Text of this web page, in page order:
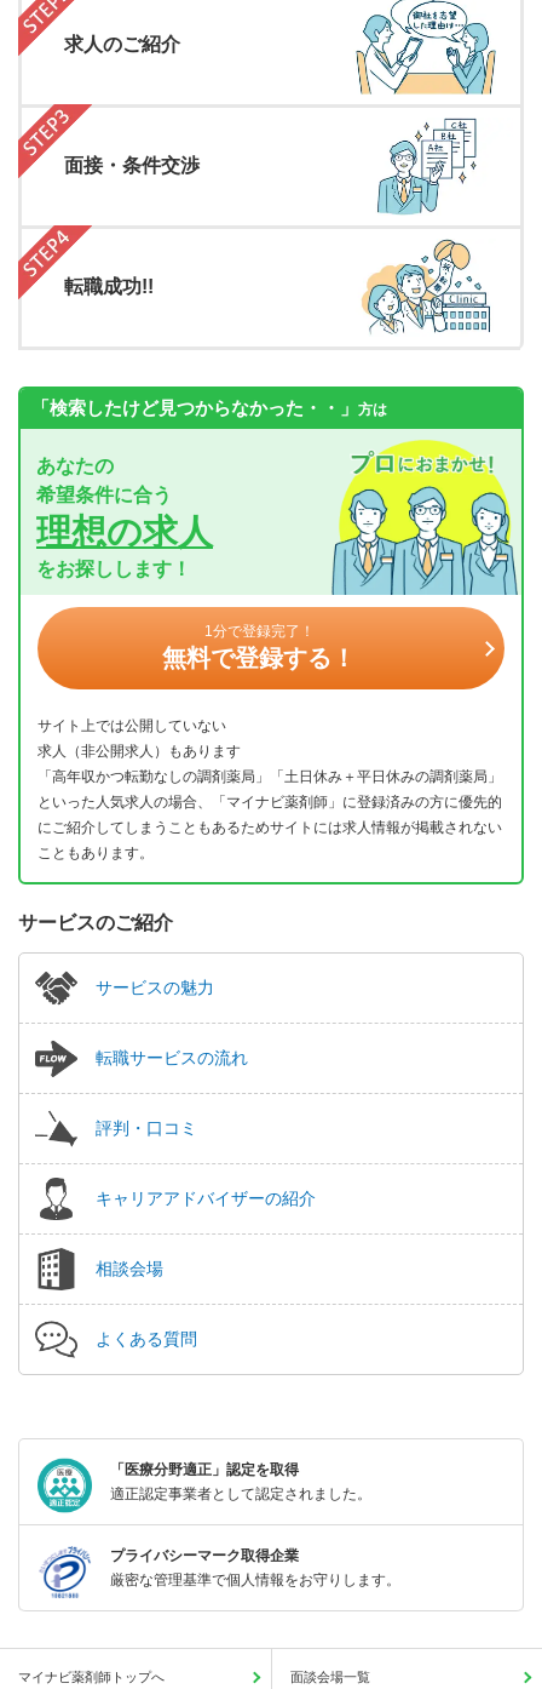
求人のご紹介
面接・条件交渉
転職成功!!
「検索したけど見つからなかった・・」 方は
あなたの
希望条件に合う
理想の求人
をお探しします！
1分で登録完了！
無料で登録する！
サイト上では公開していない
求人（非公開求人）もあります
「高年収かつ転勤なしの調剤薬局」「土日休み＋平日休みの調剤薬局」
といった人気求人の場合、「マイナビ薬剤師」に登録済みの方に優先的
にご紹介してしまうこともあるためサイトには求人情報が掲載されない
こともあります。
サービスのご紹介
サービスの魅力
転職サービスの流れ
評判・口コミ
キャリアアドバイザーの紹介
相談会場
よくある質問
「医療分野適正」認定を取得
適正認定事業者として認定されました。
プライバシーマーク取得企業
厳密な管理基準で個人情報をお守りします。
マイナビ薬剤師トップへ 面談会場一覧